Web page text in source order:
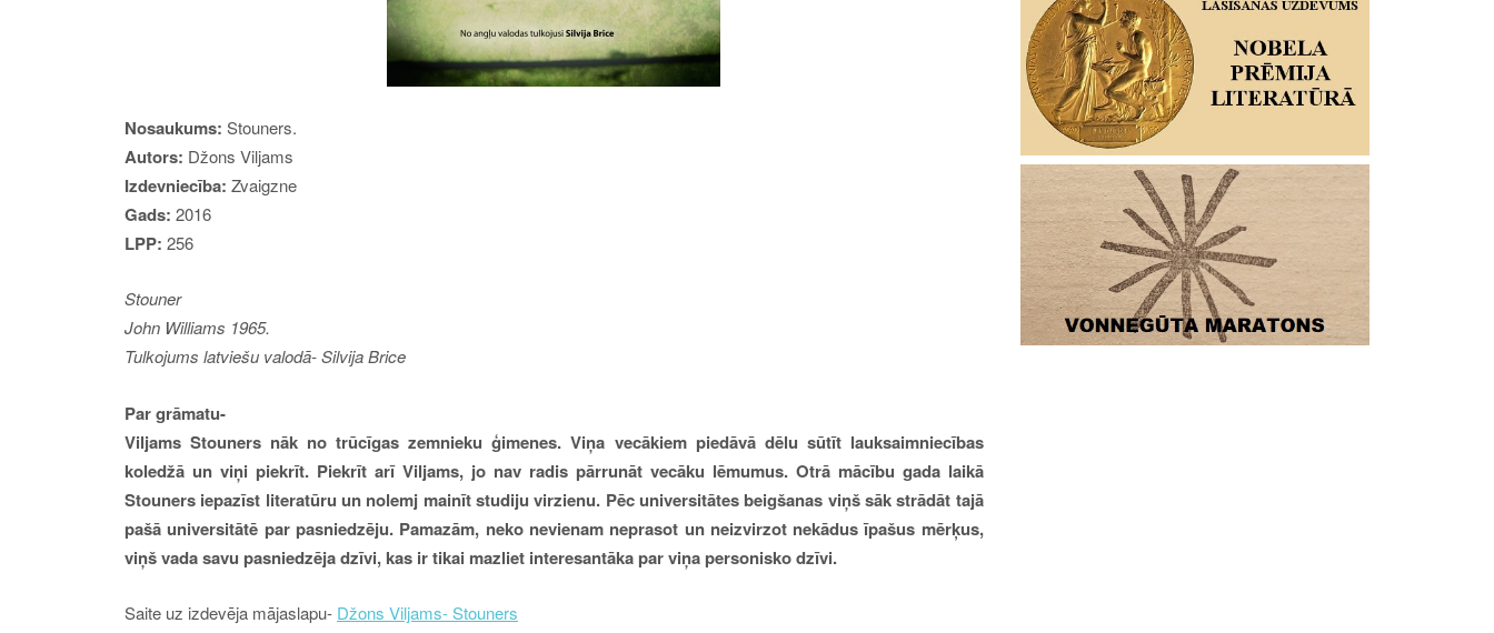
Nosaukums: Stouners.
Autors: Džons Viljams
Izdevniecība: Zvaigzne
Gads: 2016
LPP: 256
Stouner
John Williams 1965.
Tulkojums latviešu valodā- Silvija Brice
Par grāmatu-
Viljams Stouners nāk no trūcīgas zemnieku ģimenes. Viņa vecākiem piedāvā dēlu sūtīt lauksaimniecības
koledžā un viņi piekrīt. Piekrīt arī Viljams, jo nav radis pārrunāt vecāku lēmumus. Otrā mācību gada laikā
Stouners iepazīst literatūru un nolemj mainīt studiju virzienu. Pēc universitātes beigšanas viņš sāk strādāt tajā
pašā universitātē par pasniedzēju. Pamazām, neko nevienam neprasot un neizvirzot nekādus īpašus mērķus,
viņš vada savu pasniedzēja dzīvi, kas ir tikai mazliet interesantāka par viņa personisko dzīvi.
Saite uz izdevēja mājaslapu- Džons Viljams- Stouners